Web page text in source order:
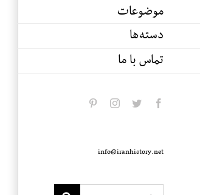
موضوعات
دسته‌ها
تماس با ما
facebook
twitter
instagram
info@iranhistory.net